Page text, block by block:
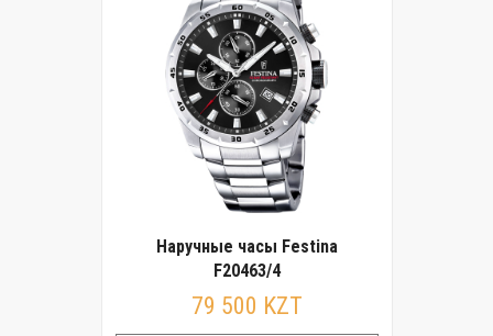
Наручные часы Festina
F20463/4
79 500 KZT